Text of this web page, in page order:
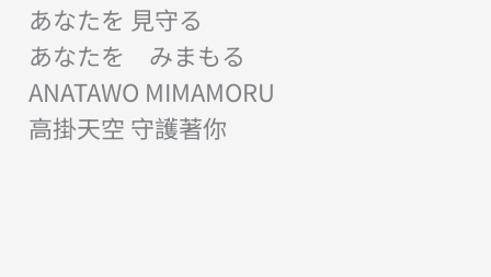
あなたを 見守る
あなたを みまもる
ANATAWO MIMAMORU
高掛天空 守護著你